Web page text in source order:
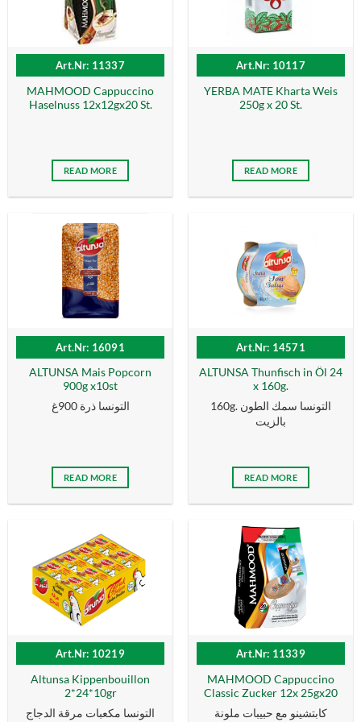
Art.Nr: 11337
MAHMOOD Cappuccino
Haselnuss 12x12gx20 St.
READ MORE
Art.Nr: 10117
YERBA MATE Kharta Weis
250g x 20 St.
READ MORE
Art.Nr: 16091
ALTUNSA Mais Popcorn
900g x10st
التونسا ذرة 900غ
READ MORE
Art.Nr: 14571
ALTUNSA Thunfisch in Öl 24
x 160g.
160g. التونسا سمك الطون
بالزیت
READ MORE
Art.Nr: 10219
Altunsa Kippenbouillon
2*24*10gr
التونسا مكعبات مرقة الدجاج
Art.Nr: 11339
MAHMOOD Cappuccino
Classic Zucker 12x 25gx20
كابتشينو مع حبيبات ملونة